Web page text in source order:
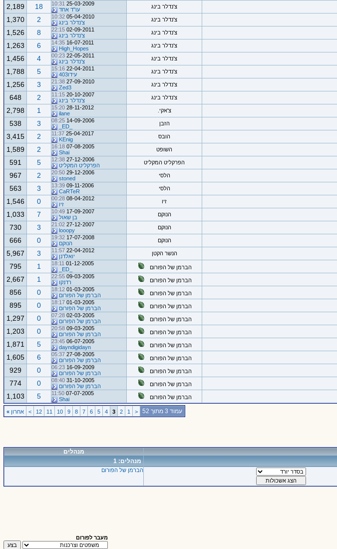
צ'נדלר בינג 25-03-2009
10:31
עו"ד אחד
18
2,189
צ'נדלר בינג 05-04-2010
10:32
צ'נדלר בינג
2
1,370
צ'נדלר בינג 02-09-2011
22:15
צ'נדלר בינג
8
1,526
צ'נדלר בינג 16-07-2011
14:35
High_Hopes
6
1,263
צ'נדלר בינג 22-05-2011
00:23
צ'נדלר בינג
4
1,456
צ'נדלר בינג 22-04-2011
15:16
עידו403
5
1,788
צ'נדלר בינג 27-09-2010
21:38
Zed3
3
1,256
צ'נדלר בינג 20-10-2007
11:15
צ'נדלר בינג
2
648
צ'אקי. 28-11-2012
15:20
ilane
1
2,798
הזבן 14-09-2006
08:25
3
538
הובס 25-04-2017
11:37
KEnig
2
3,415
השופט 07-08-2005
16:18
Shai
2
1,589
הפרקליט המקליט 27-12-2006
12:38
הפרקליט המקליט
5
591
הלסי 29-12-2006
20:50
stoned
2
967
הלסי 09-11-2006
13:39
CaRTeR
3
563
זיו 08-04-2012
00:28
זיו
0
1,546
הנוקם 17-09-2007
10:49
בן שאול
7
1,033
הנוקם 27-12-2007
21:02
looopy
3
730
הנוקם 17-07-2008
19:32
הנוקם
0
666
הנשר הקטן 22-04-2012
11:57
יואלדנן
3
5,967
הברמן של הפורום
01-12-2005
18:11
1
795
הברמן של הפורום
09-03-2005
22:55
רדנקו
1
2,667
הברמן של הפורום
01-03-2005
18:12
הברמן של הפורום
0
856
הברמן של הפורום
01-03-2005
18:17
הברמן של הפורום
0
895
הברמן של הפורום
02-03-2005
07:28
הברמן של הפורום
0
1,297
הברמן של הפורום
09-03-2005
20:58
הברמן של הפורום
0
1,203
הברמן של הפורום
06-07-2005
23:45
dayndigidayn
5
1,871
הברמן של הפורום
27-08-2005
05:37
הברמן של הפורום
6
1,605
הברמן של הפורום
16-09-2009
06:23
הברמן של הפורום
0
929
הברמן של הפורום
31-10-2005
08:40
הברמן של הפורום
0
774
הברמן של הפורום
07-07-2005
11:50
Shai
5
1,103
עמוד 3 מתוך 52 <
1
2
3
4
5
6
7
8
9
10
11
12
> אחרון »
מנהלים
מנהלים: 1
הברמן של הפורום
מעבר לפורום